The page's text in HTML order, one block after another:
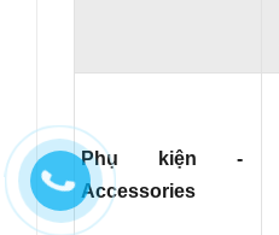
Phụ kiện -
Accessories